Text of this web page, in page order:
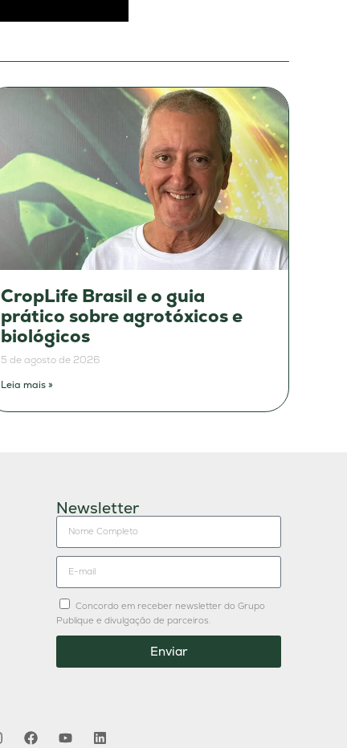
CropLife Brasil e o guia
prático sobre agrotóxicos e
biológicos
5 de agosto de 2026
Leia mais »
Newsletter
Concordo em receber newsletter do Grupo
Publique e divulgação de parceiros.
Enviar